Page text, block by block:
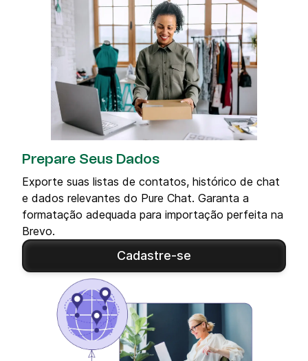
Prepare Seus Dados
Exporte suas listas de contatos, histórico de chat
e dados relevantes do Pure Chat. Garanta a
formatação adequada para importação perfeita na
Brevo.
Cadastre-se